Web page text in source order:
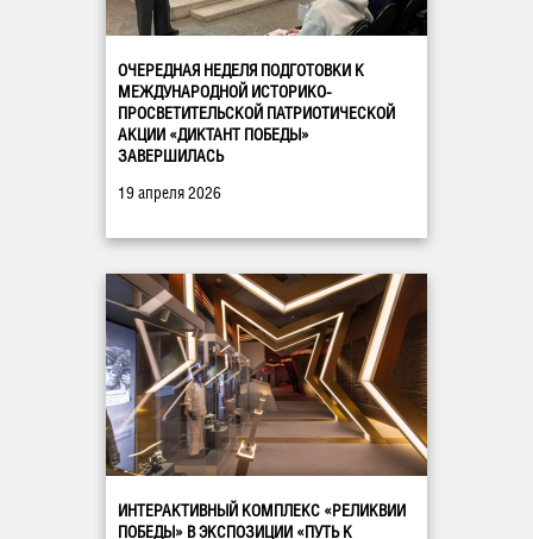
ОЧЕРЕДНАЯ НЕДЕЛЯ ПОДГОТОВКИ К
МЕЖДУНАРОДНОЙ ИСТОРИКО-
ПРОСВЕТИТЕЛЬСКОЙ ПАТРИОТИЧЕСКОЙ
АКЦИИ «ДИКТАНТ ПОБЕДЫ»
ЗАВЕРШИЛАСЬ
19 апреля 2026
ИНТЕРАКТИВНЫЙ КОМПЛЕКС «РЕЛИКВИИ
ПОБЕДЫ» В ЭКСПОЗИЦИИ «ПУТЬ К